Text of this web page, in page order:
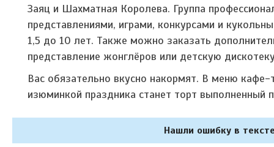
Заяц и Шахматная Королева. Группа
представлениями, играми, конкурсами и
1,5 до 10 лет. Также можно заказать
представление жонглёров или детскую
Вас обязательно вкусно накормят. В меню
изюминкой праздника станет торт выполненный
Нашли ошибку в